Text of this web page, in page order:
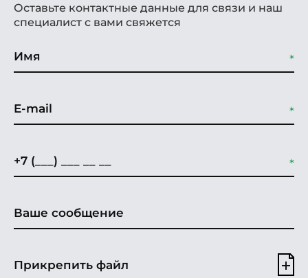
Оставьте контактные данные для связи и наш
специалист с вами свяжется
Прикрепить файл